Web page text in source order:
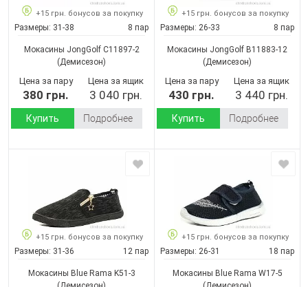
+15 грн. бонусов за покупку
Размеры: 31-38 8 пар
Мокасины JongGolf C11897-2
(Демисезон)
Цена за пару
380 грн.
Цена за ящик
3 040 грн.
Купить Подробнее
+15 грн. бонусов за покупку
Размеры: 26-33 8 пар
Мокасины JongGolf B11883-12
(Демисезон)
Цена за пару
430 грн.
Цена за ящик
3 440 грн.
Купить Подробнее
+15 грн. бонусов за покупку
Размеры: 31-36 12 пар
Мокасины Blue Rama K51-3
+15 грн. бонусов за покупку
Размеры: 26-31 18 пар
Мокасины Blue Rama W17-5